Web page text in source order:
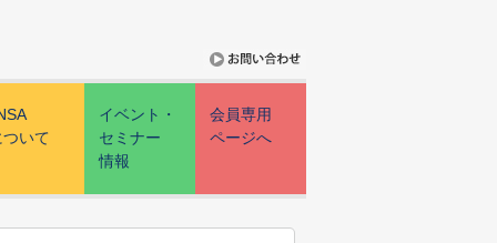
ついて
イベント・
セミナー
情報
会員専用
ページへ